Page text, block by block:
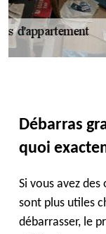
Débarras
quoi
Si vous avez
sont plus utiles
débarrasser, le